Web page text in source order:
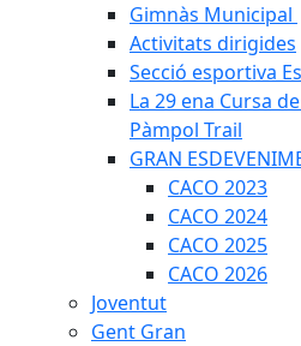
Gimnàs Municipal
Activitats dirigides
Secció esportiva
La 29 ena Cursa
Pàmpol Trail
GRAN
CACO 2023
CACO 2024
CACO 2025
CACO 2026
Joventut
Gent Gran